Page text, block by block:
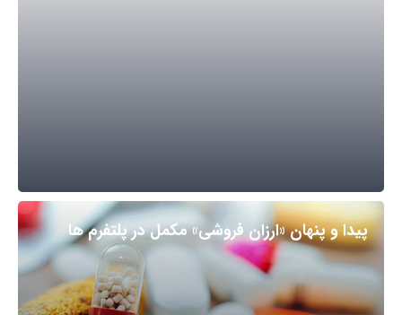
پیدا و پنهان «ارزان فروشی» مکمل در پلتفرم ها